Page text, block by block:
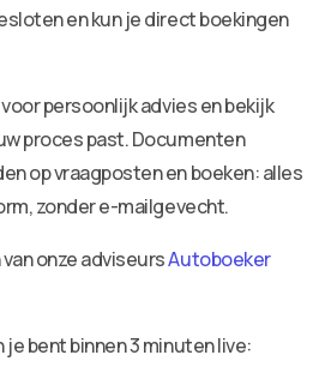
en kun je direct boekingen
persoonlijk advies en bekijk
proces past. Documenten
op vraagposten en boeken: alles
zonder e-mailgevecht.
onze adviseursAutoboeker
je bent binnen 3 minuten live: